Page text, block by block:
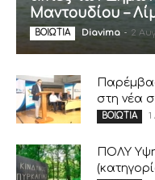
Μαντουδίου –
ΒΟΙΩΤΙΑ Diavima - 2
στη νέα
ΒΟΙΩΤΙΑ
ΠΟΛΥ